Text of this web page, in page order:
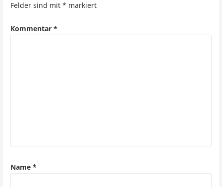
Felder sind mit * markiert
Kommentar *
Name *